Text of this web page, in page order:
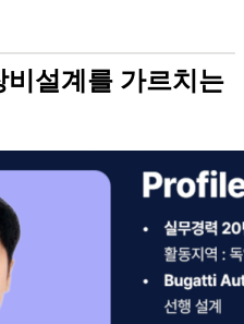
비설계를 가르치는